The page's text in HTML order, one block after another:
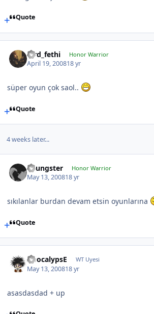
Quote
lord_fethi Honor Warrior
April 19, 200818 yr
süper oyun çok saol..
Quote
4 weeks later...
Youngster Honor Warrior
May 13, 200818 yr
sıkılanlar burdan devam etsin oyunlarına
Quote
ApocalypsE WT Uyesi
May 13, 200818 yr
asasdasdad + up